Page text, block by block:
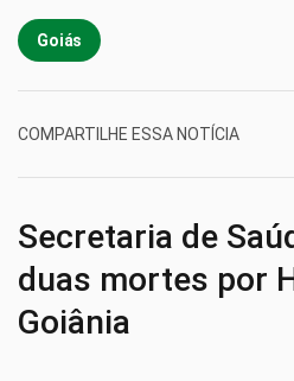
Goiás
COMPARTILHE ESSA NOTÍCIA
Secretaria de
duas mortes por
Goiânia